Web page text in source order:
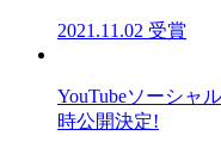
2021.11.02 受賞
YouTubeソーシャ
時公開決定!